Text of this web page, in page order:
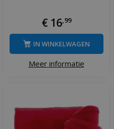
€ 16 99
Meer informatie
IN WINKELWAGEN